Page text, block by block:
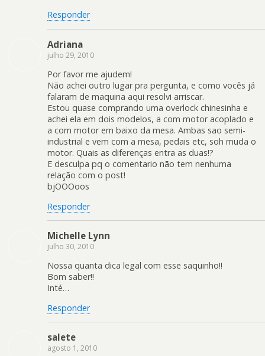
Responder
Adriana
julho 29, 2010
Por favor me ajudem!
Não achei outro lugar pra pergunta, e como vocês já
falaram de maquina aqui resolvi arriscar.
Estou quase comprando uma overlock chinesinha e
achei ela em dois modelos, a com motor acoplado e
a com motor em baixo da mesa. Ambas sao semi-
industrial e vem com a mesa, pedais etc, soh muda o
motor. Quais as diferenças entra as duas!?
E desculpa pq o comentario não tem nenhuma
relação com o post!
bjOOOoos
Responder
Michelle Lynn
julho 30, 2010
Nossa quanta dica legal com esse saquinho!!
Bom saber!!
Inté…
Responder
salete
agosto 1, 2010